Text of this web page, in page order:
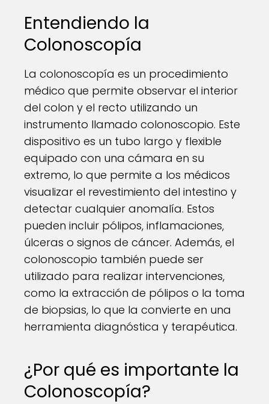
Entendiendo la
Colonoscopía
La colonoscopía es un procedimiento
médico que permite observar el interior
del colon y el recto utilizando un
instrumento llamado colonoscopio. Este
dispositivo es un tubo largo y flexible
equipado con una cámara en su
extremo, lo que permite a los médicos
visualizar el revestimiento del intestino y
detectar cualquier anomalía. Estos
pueden incluir pólipos, inflamaciones,
úlceras o signos de cáncer. Además, el
colonoscopio también puede ser
utilizado para realizar intervenciones,
como la extracción de pólipos o la toma
de biopsias, lo que la convierte en una
herramienta diagnóstica y terapéutica.
¿Por qué es importante la
Colonoscopía?